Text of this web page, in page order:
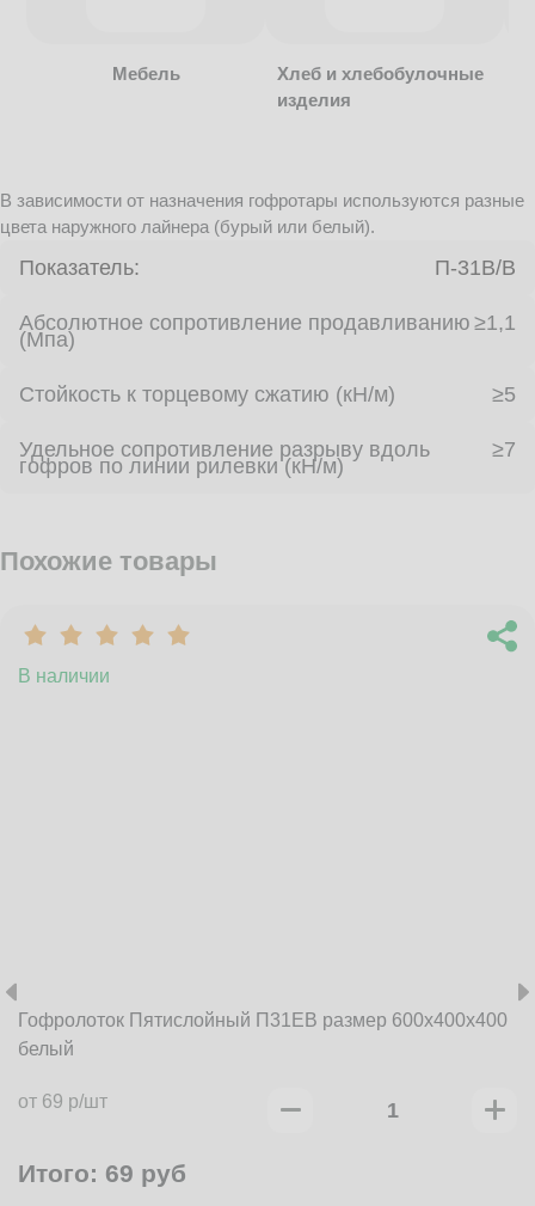
Мебель
Хлеб и хлебобулочные
изделия
В зависимости от назначения гофротары используются разные
цвета наружного лайнера (бурый или белый).
Показатель: П-31В/B
Абсолютное сопротивление продавливанию
(Мпа)
≥1,1
Стойкость к торцевому сжатию (кН/м) ≥5
Удельное сопротивление разрыву вдоль
гофров по линии рилевки (кН/м)
≥7
Похожие товары
В наличии
Гофролоток Пятислойный П31EB размер 600x400x400
белый
от 69 р/шт
Итого: 69 руб